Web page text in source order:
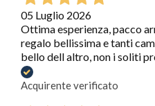
05 Luglio 2026
Ottima esperienza, pacco
regalo bellissima e tanti
bello dell altro, non i soliti
Acquirente verificato